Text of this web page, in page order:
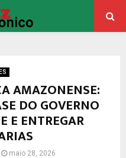
AMAZONENSE:
DO GOVERNO
E ENTREGAR
maio 28, 2026